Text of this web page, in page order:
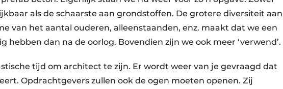
als de schaarste aan grondstoffen. De grotere diversiteit aan
van het aantal ouderen, alleenstaanden, enz. maakt dat we een
hebben dan na de oorlog. Bovendien zijn we ook meer ‘verwend’.
tijd om architect te zijn. Er wordt weer van je gevraagd dat
Opdrachtgevers zullen ook de ogen moeten openen. Zij